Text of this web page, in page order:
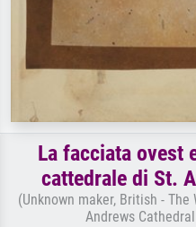
La facciata ovest
cattedrale di St.
(Unknown maker, British -
Andrews